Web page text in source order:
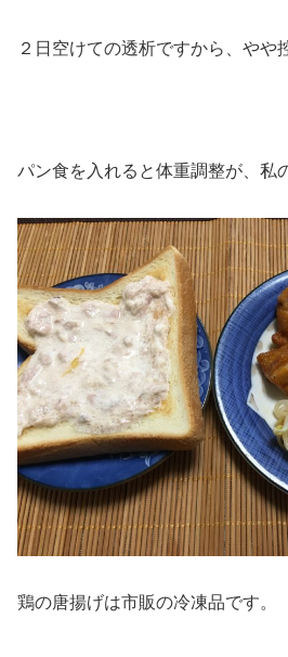
２日空けての透析ですから、やや
パン食を入れると体重調整が、私
鶏の唐揚げは市販の冷凍品です。